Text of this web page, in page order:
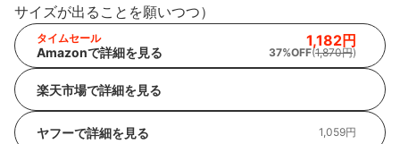
サイズが出ることを願いつつ）
タイムセール
Amazonで詳細を見る
1,182円
37%OFF(1,870円)
楽天市場で詳細を見る
ヤフーで詳細を見る 1,059円